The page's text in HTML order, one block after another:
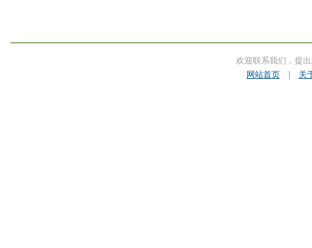
欢迎联系我们，提
网站首页| 关